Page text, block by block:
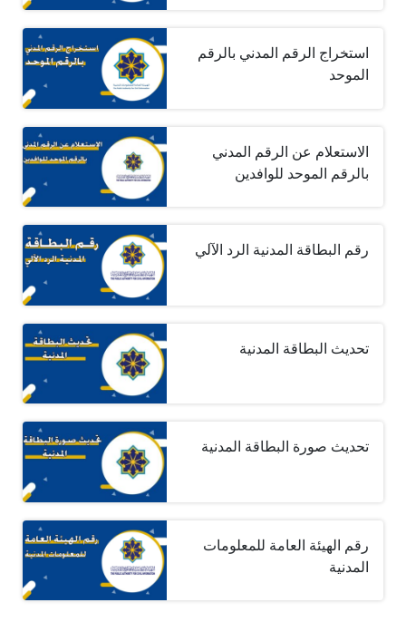
استخراج الرقم المدني بالرقم
الموحد
الاستعلام عن الرقم المدني
بالرقم الموحد للوافدين
رقم البطاقة المدنية الرد الآلي
تحديث البطاقة المدنية
تحديث صورة البطاقة المدنية
رقم الهيئة العامة للمعلومات
المدنية